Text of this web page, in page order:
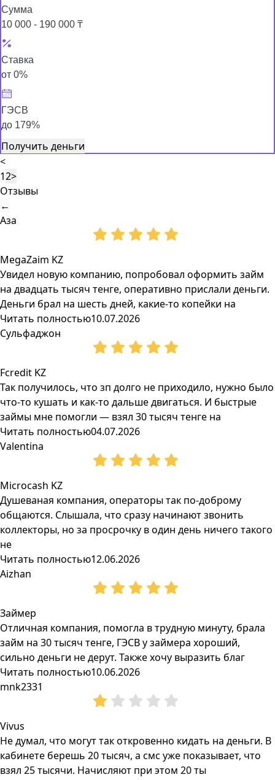
Сумма
10 000 - 190 000 ₸
Ставка
от 0%
ГЭСВ
до 179%
Получить деньги
<
12>
Отзывы
←
Аза
MegaZaim KZ
Увидел новую компанию, попробовал оформить займ
на двадцать тысяч тенге, оперативно прислали деньги.
Деньги брал на шесть дней, какие-то копейки на
Читать полностью10.07.2026
Сульфаджон
Fcredit KZ
Так получилось, что зп долго не приходило, нужно было
что-то кушать и как-то дальше двигаться. И быстрые
займы мне помогли — взял 30 тысяч тенге на
Читать полностью04.07.2026
Valentina
Microcash KZ
Душеваная компания, операторы так по-доброму
общаются. Слышала, что сразу начинают звонить
коллекторы, но за просрочку в один день ничего такого
не
Читать полностью12.06.2026
Aizhan
Займер
Отличная компания, помогла в трудную минуту, брала
займ на 30 тысяч тенге, ГЭСВ у займера хороший,
сильно деньги не дерут. Также хочу выразить благ
Читать полностью10.06.2026
mnk2331
Vivus
Не думал, что могут так откровенно кидать на деньги. В
кабинете берешь 20 тысяч, а смс уже показывает, что
взял 25 тысячи. Начисляют при этом 20 ты